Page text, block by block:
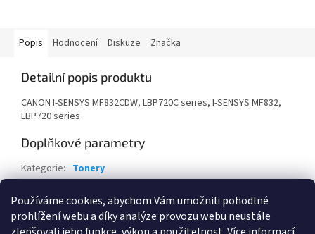
Používáme cookies, abychom Vám umožnili pohodlné
prohlížení webu a díky analýze provozu webu neustále
Popis Hodnocení Diskuze Značka
Detailní popis produktu
CANON I-SENSYS MF832CDW, LBP720C series, I-SENSYS MF832,
LBP720 series
Doplňkové parametry
Kategorie: Tonery
EAN: 4549292182545